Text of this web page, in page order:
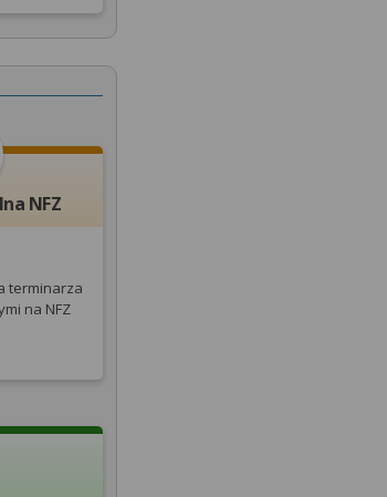
NFZ
terminarza
na NFZ